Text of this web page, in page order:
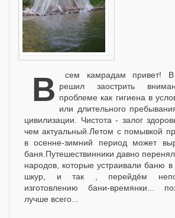
Всем камрадам привет! В данной статье решил заострить
проблеме как гигиена в
или длительного
цивилизации. Чистота - залог
чем актуальный.Летом с помывкой
в осенне-зимний период может
баня.Путешествинники давно
народов, которые устраивали баню
шкур, и так , перейдём
изготовлению бани-времянки...
лучше всего...